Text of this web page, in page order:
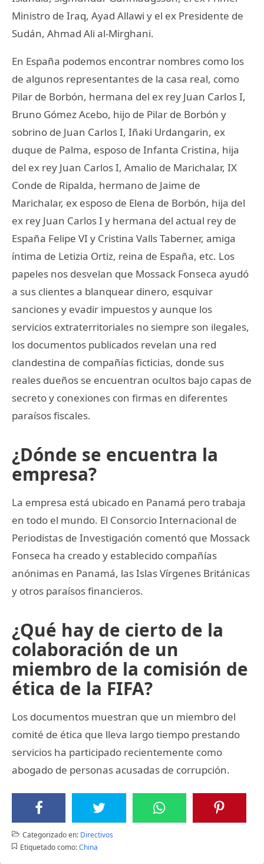
Ministro de Iraq, Ayad Allawi y el ex Presidente de
Sudán, Ahmad Ali al-Mirghani.
En España podemos encontrar nombres como los
de algunos representantes de la casa real, como
Pilar de Borbón, hermana del ex rey Juan Carlos I,
Bruno Gómez Acebo, hijo de Pilar de Borbón y
sobrino de Juan Carlos I, Iñaki Urdangarin, ex
duque de Palma, esposo de Infanta Cristina, hija
del ex rey Juan Carlos I, Amalio de Marichalar, IX
Conde de Ripalda, hermano de Jaime de
Marichalar, ex esposo de Elena de Borbón, hija del
ex rey Juan Carlos I y hermana del actual rey de
España Felipe VI y Cristina Valls Taberner, amiga
íntima de Letizia Ortiz, reina de España, etc. Los
papeles nos desvelan que Mossack Fonseca ayudó
a sus clientes a blanquear dinero, esquivar
sanciones y evadir impuestos y aunque los
servicios extraterritoriales no siempre son ilegales,
los documentos publicados revelan una red
clandestina de compañías ficticias, donde sus
reales dueños se encuentran ocultos bajo capas de
secreto y conexiones con firmas en diferentes
paraísos fiscales.
¿Dónde se encuentra la
empresa?
La empresa está ubicado en Panamá pero trabaja
en todo el mundo. El Consorcio Internacional de
Periodistas de Investigación comentó que Mossack
Fonseca ha creado y establecido compañías
anónimas en Panamá, las Islas Vírgenes Británicas
y otros paraísos financieros.
¿Qué hay de cierto de la
colaboración de un
miembro de la comisión de
ética de la FIFA?
Los documentos muestran que un miembro del
comité de ética que lleva largo tiempo prestando
servicios ha participado recientemente como
abogado de personas acusadas de corrupción.
Categorizado en: Directivos
Etiquetado como: China